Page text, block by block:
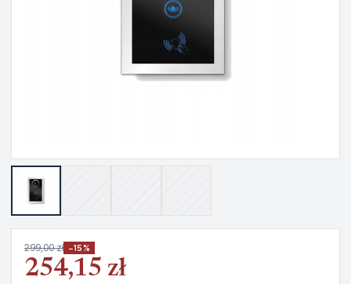
299,00 zł −15%
254,15 zł